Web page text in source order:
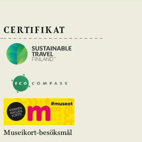
CERTIFIKAT
Museikort-besöksmål